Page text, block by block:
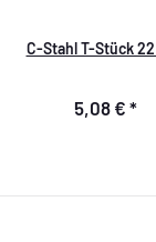
C-Stahl T-Stück
5,08 € *